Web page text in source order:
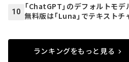
10
「ChatGPT」のデフォルトモデ
無料版は「Luna」でテキスト
ランキングをもっと見る